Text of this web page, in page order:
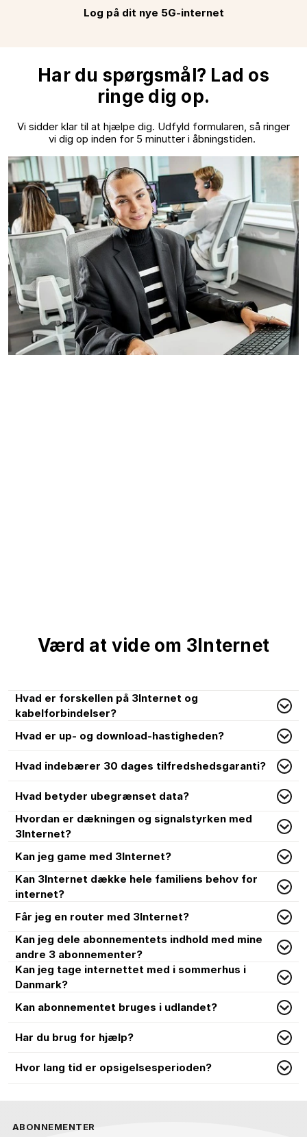
Log på dit nye 5G-internet
Har du spørgsmål? Lad os
ringe dig op.
Vi sidder klar til at hjælpe dig. Udfyld formularen, så ringer
vi dig op inden for 5 minutter i åbningstiden.
Værd at vide om 3Internet
Hvad er forskellen på 3Internet og
kabelforbindelser?
Hvad er up- og download-hastigheden?
Hvad indebærer 30 dages tilfredshedsgaranti?
Hvad betyder ubegrænset data?
Hvordan er dækningen og signalstyrken med
3Internet?
Kan jeg game med 3Internet?
Kan 3Internet dække hele familiens behov for
internet?
Får jeg en router med 3Internet?
Kan jeg dele abonnementets indhold med mine
andre 3 abonnementer?
Kan jeg tage internettet med i sommerhus i
Danmark?
Kan abonnementet bruges i udlandet?
Har du brug for hjælp?
Hvor lang tid er opsigelsesperioden?
ABONNEMENTER